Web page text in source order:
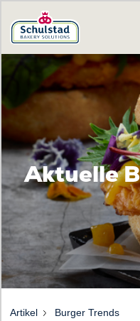
Aktuelle
Artikel Burger Trends